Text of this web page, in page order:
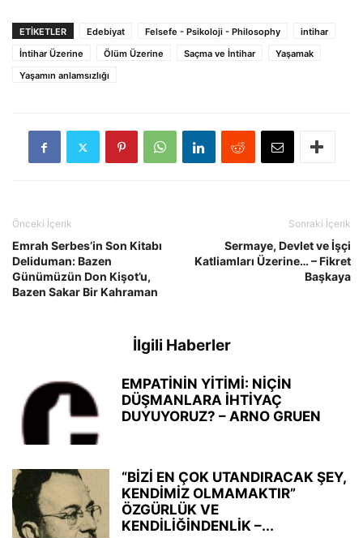
ETIKETLER Edebiyat Felsefe - Psikoloji - Philosophy
intihar
İntihar Üzerine
Ölüm Üzerine Saçma ve İntihar
Yaşamak
Yaşamın anlamsızlığı
Önceki İçerik
Emrah Serbes’in Son Kitabı
Deliduman: Bazen
Günümüzün Don Kişot’u,
Bazen Sakar Bir Kahraman
Sonraki İçerik
Sermaye, Devlet ve İşçi
Katliamları Üzerine… – Fikret
Başkaya
İlgili Haberler
EMPATİNİN YİTİMİ: NİÇİN
DÜŞMANLARA İHTİYAÇ
DUYUYORUZ? – ARNO GRUEN
“BİZİ EN ÇOK UTANDIRACAK ŞEY,
KENDİMİZ OLMAMAKTIR”
ÖZGÜRLÜK VE
KENDİLİĞİNDENLİK –...